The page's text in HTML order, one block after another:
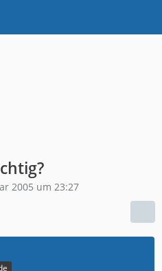
2005 um 23:27